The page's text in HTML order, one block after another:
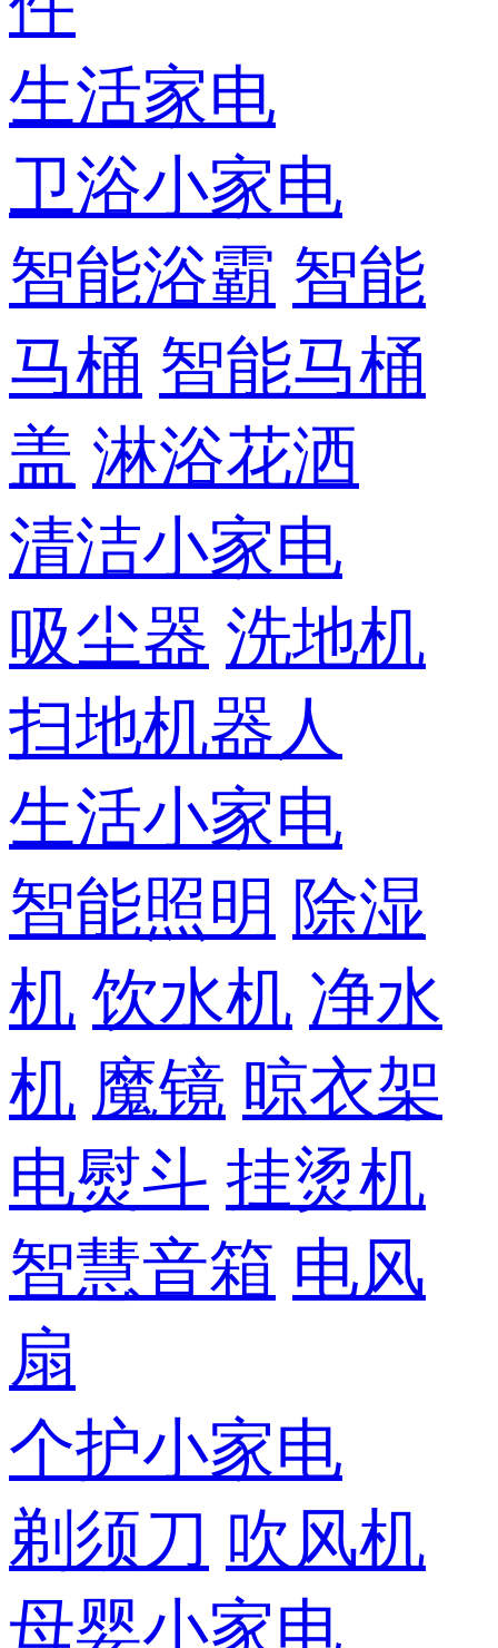
生活家电
卫浴小家电
智能浴霸 智能
马桶 智能马桶
盖 淋浴花洒
清洁小家电
吸尘器 洗地机
扫地机器人
生活小家电
智能照明 除湿
机 饮水机 净水
机 魔镜 晾衣架
电熨斗 挂烫机
智慧音箱 电风
扇
个护小家电
剃须刀 吹风机
母婴小家电